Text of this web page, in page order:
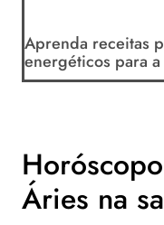
Aprenda receitas
energéticos para a
Áries na